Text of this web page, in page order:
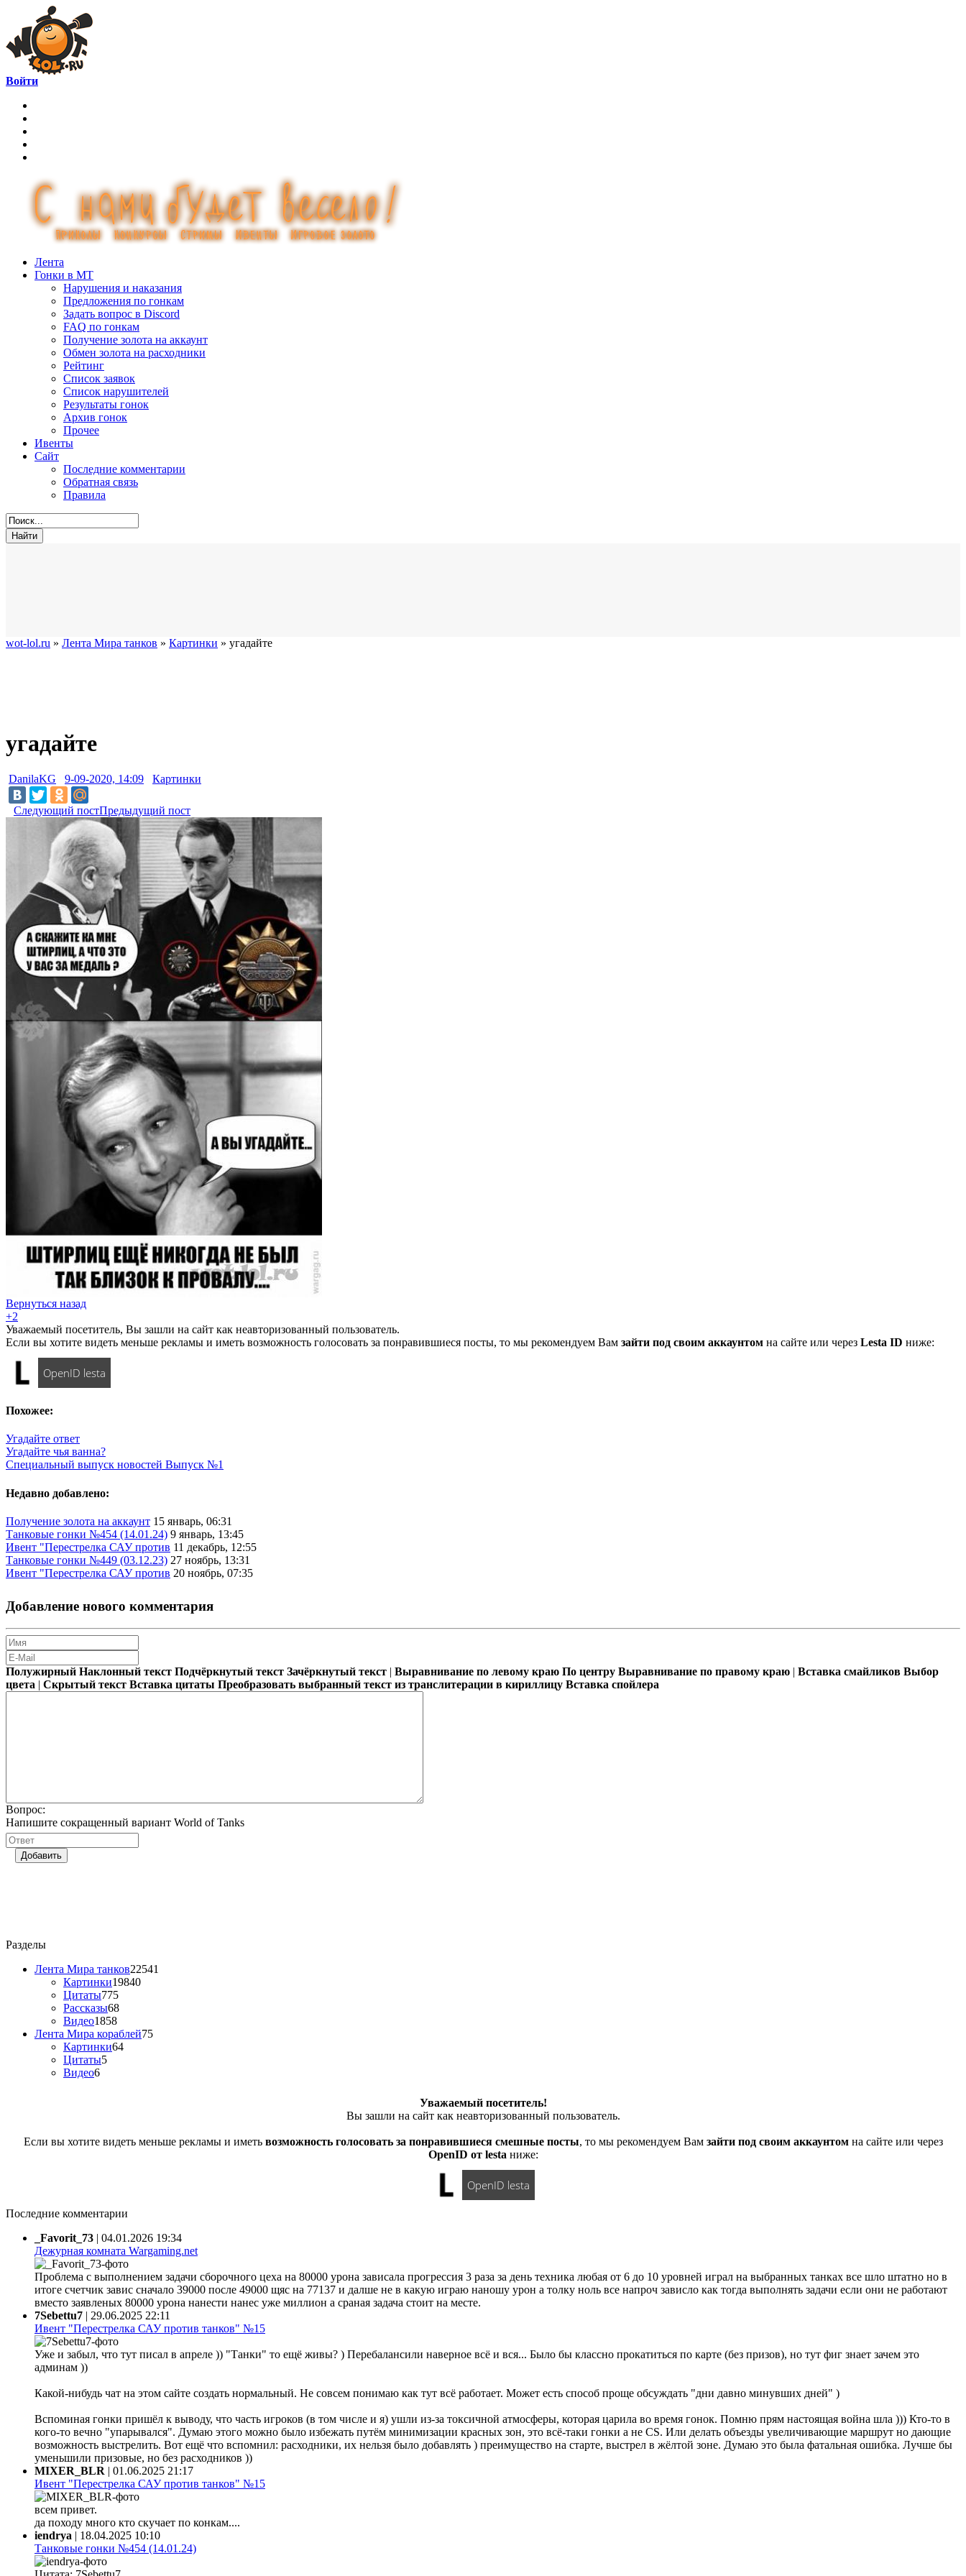
Войти
Лента
Гонки в МТ
Нарушения и наказания
Предложения по гонкам
Задать вопрос в Discord
FAQ по гонкам
Получение золота на аккаунт
Обмен золота на расходники
Рейтинг
Список заявок
Список нарушителей
Результаты гонок
Архив гонок
Прочее
Ивенты
Сайт
Последние комментарии
Обратная связь
Правила
wot-lol.ru » Лента Мира танков » Картинки » угадайте
угадайте
DanilaKG 9-09-2020, 14:09 Картинки
Следующий постПредыдущий пост
Вернуться назад
+2
Уважаемый посетитель, Вы зашли на сайт как неавторизованный пользователь.
Если вы хотите видеть меньше рекламы и иметь возможность голосовать за понравившиеся посты, то мы рекомендуем Вам зайти под своим аккаунтом на сайте или через Lesta ID ниже:
OpenID lesta
Похожее:
Угадайте ответ
Угадайте чья ванна?
Специальный выпуск новостей Выпуск №1
Недавно добавлено:
Получение золота на аккаунт 15 январь, 06:31
Танковые гонки №454 (14.01.24) 9 январь, 13:45
Ивент "Перестрелка САУ против 11 декабрь, 12:55
Танковые гонки №449 (03.12.23) 27 ноябрь, 13:31
Ивент "Перестрелка САУ против 20 ноябрь, 07:35
Добавление нового комментария
Полужирный Наклонный текст Подчёркнутый текст Зачёркнутый текст | Выравнивание по левому краю По центру Выравнивание по правому краю | Вставка смайликов Выбор
цвета | Скрытый текст Вставка цитаты Преобразовать выбранный текст из транслитерации в кириллицу Вставка спойлера
Вопрос:
Напишите сокращенный вариант World of Tanks
Добавить
Разделы
Лента Мира танков22541
Картинки19840
Цитаты775
Рассказы68
Видео1858
Лента Мира кораблей75
Картинки64
Цитаты5
Видео6
Уважаемый посетитель!
Вы зашли на сайт как неавторизованный пользователь.
Если вы хотите видеть меньше рекламы и иметь возможность голосовать за понравившиеся смешные посты, то мы рекомендуем Вам зайти под своим аккаунтомна сайте или через
OpenID от lesta ниже:
OpenID lesta
Последние комментарии
_Favorit_73 | 04.01.2026 19:34
Дежурная комната Wargaming.net
Проблема с выполнением задачи сборочного цеха на 80000 урона зависала прогрессия 3 раза за день техника любая от 6 до 10 уровней играл на выбранных танках все шло штатно но в
итоге счетчик завис сначало 39000 после 49000 щяс на 77137 и далше не в какую играю наношу урон а толку ноль все напроч зависло как тогда выполнять задачи если они не работают
вместо заявленых 80000 урона нанести нанес уже миллион а сраная задача стоит на месте.
7Sebettu7 | 29.06.2025 22:11
Ивент "Перестрелка САУ против танков" №15
Уже и забыл, что тут писал в апреле )) "Танки" то ещё живы? ) Перебалансили наверное всё и вся... Было бы классно прокатиться по карте (без призов), но тут фиг знает зачем это
админам ))
Какой-нибудь чат на этом сайте создать нормальный. Не совсем понимаю как тут всё работает. Может есть способ проще обсуждать "дни давно минувших дней" )
Вспоминая гонки пришёл к выводу, что часть игроков (в том числе и я) ушли из-за токсичной атмосферы, которая царила во время гонок. Помню прям настоящая война шла ))) Кто-то в
кого-то вечно "упарывался". Думаю этого можно было избежать путём минимизации красных зон, это всё-таки гонки а не CS. Или делать объезды увеличивающие маршрут но дающие
возможность выстрелить. Вот ещё что вспомнил: расходники, их нельзя было добавлять ) преимущество на старте, выстрел в жёлтой зоне. Думаю это была фатальная ошибка. Лучше бы
уменьшили призовые, но без расходников ))
MIXER_BLR | 01.06.2025 21:17
Ивент "Перестрелка САУ против танков" №15
всем привет.
да походу много кто скучает по конкам....
iendrya | 18.04.2025 10:10
Танковые гонки №454 (14.01.24)